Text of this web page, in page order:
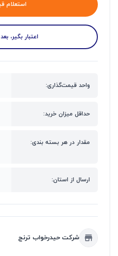
استعلام
اعتبار بگیر،
واحد قیمت‌گذاری:
حداقل میزان خرید:
مقدار در هر بسته بندی:
ارسال از استان:
شرکت حیدرخواب ترنج